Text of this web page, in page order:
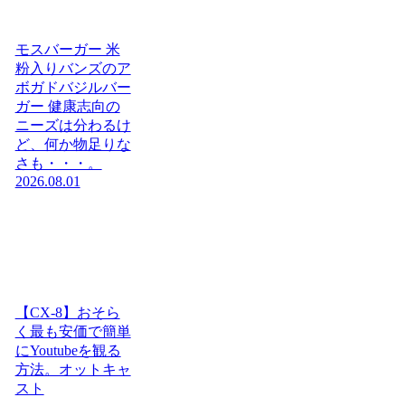
モスバーガー 米
粉入りバンズのア
ボガドバジルバー
ガー 健康志向の
ニーズは分わるけ
ど、何か物足りな
さも・・・。
2026.08.01
【CX-8】おそら
く最も安価で簡単
にYoutubeを観る
方法。オットキャ
スト